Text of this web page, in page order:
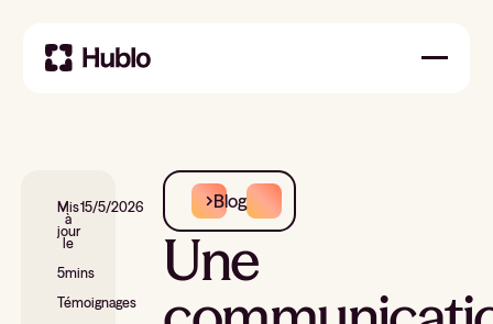
Mis
à
jour
le
15/5/2026
5mins
Témoignages
Blog
Une